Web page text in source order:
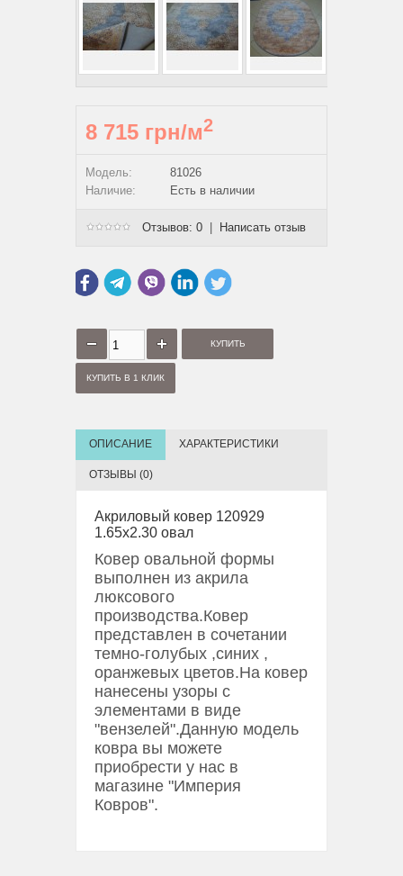
8 715 грн/м2
Модель:
81026
Наличие:
Есть в наличии
Отзывов: 0 Написать отзыв
КУПИТЬ В 1 КЛИК
ОПИСАНИЕ ХАРАКТЕРИСТИКИ
ОТЗЫВЫ (0)
Акриловый ковер 120929
1.65x2.30 овал
Ковер овальной формы
выполнен из акрила
люксового
производства.Ковер
представлен в сочетании
темно-голубых ,синих ,
оранжевых цветов.На ковер
нанесены узоры с
элементами в виде
"вензелей".Данную модель
ковра вы можете
приобрести у нас в
магазине "Империя
Ковров".